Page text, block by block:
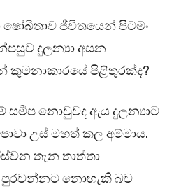
ෂෝබිතාව ජීවිතයෙන් පිටමං
දුලන්‍යා අසන
කුමනාකාරයේ පිළිතුරක්ද?
සමීප නොවුවද ඇය දුලන්‍යාට
උස් මහත් කල අම්මාය.
තැන තාත්තා
නොහැකි බව